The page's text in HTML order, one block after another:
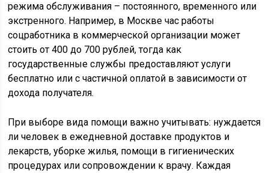
режима обслуживания – постоянного, временного или
экстренного. Например, в Москве час работы
соцработника в коммерческой организации может
стоить от 400 до 700 рублей, тогда как
государственные службы предоставляют услуги
бесплатно или с частичной оплатой в зависимости от
дохода получателя.
При выборе вида помощи важно учитывать: нуждается
ли человек в ежедневной доставке продуктов и
лекарств, уборке жилья, помощи в гигиенических
процедурах или сопровождении к врачу. Каждая